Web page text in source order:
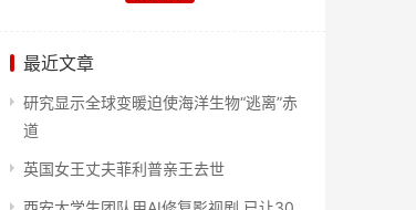
最近文章
研究显示全球变暖迫使海洋生物“逃离”赤
道
英国女王丈夫菲利普亲王去世